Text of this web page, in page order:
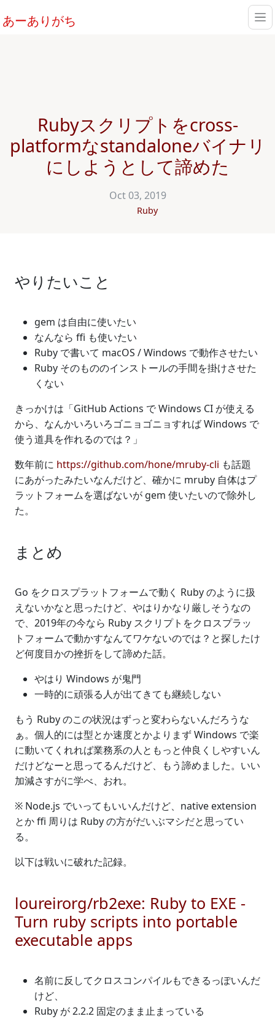
あーありがち
Rubyスクリプトをcross-
platformなstandaloneバイナリ
にしようとして諦めた
Oct 03, 2019
Ruby
やりたいこと
gem は自由に使いたい
なんなら ffi も使いたい
Ruby で書いて macOS / Windows で動作させたい
Ruby そのもののインストールの手間を掛けさせた
くない
きっかけは「GitHub Actions で Windows CI が使える
から、なんかいろいろゴニョゴニョすれば Windows で
使う道具を作れるのでは？」
数年前に https://github.com/hone/mruby-cli も話題
にあがったみたいなんだけど、確かに mruby 自体はプ
ラットフォームを選ばないが gem 使いたいので除外し
た。
まとめ
Go をクロスプラットフォームで動く Ruby のように扱
えないかなと思ったけど、やはりかなり厳しそうなの
で、2019年の今なら Ruby スクリプトをクロスプラッ
トフォームで動かすなんてワケないのでは？と探したけ
ど何度目かの挫折をして諦めた話。
やはり Windows が鬼門
一時的に頑張る人が出てきても継続しない
もう Ruby のこの状況はずっと変わらないんだろうな
ぁ。個人的には型とか速度とかよりまず Windows で楽
に動いてくれれば業務系の人ともっと仲良くしやすいん
だけどなーと思ってるんだけど、もう諦めました。いい
加減さすがに学べ、おれ。
※ Node.js でいってもいいんだけど、native extension
とか ffi 周りは Ruby の方がだいぶマシだと思ってい
る。
以下は戦いに破れた記録。
loureirorg/rb2exe: Ruby to EXE -
Turn ruby scripts into portable
executable apps
名前に反してクロスコンパイルもできるっぽいんだ
けど、
Ruby が 2.2.2 固定のまま止まっている